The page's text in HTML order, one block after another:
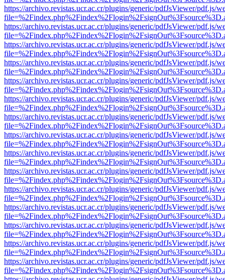
https://archivo.revistas.ucr.ac.cr/plugins/generic/pdfJsViewer/pdf.js/
https://archivo.revistas.ucr.ac.cr/plugins/generic/pdfJsViewer/pdf.js/
https://archivo.revistas.ucr.ac.cr/plugins/generic/pdfJsViewer/pdf.js/
https://archivo.revistas.ucr.ac.cr/plugins/generic/pdfJsViewer/pdf.js/
https://archivo.revistas.ucr.ac.cr/plugins/generic/pdfJsViewer/pdf.js/
https://archivo.revistas.ucr.ac.cr/plugins/generic/pdfJsViewer/pdf.js/
https://archivo.revistas.ucr.ac.cr/plugins/generic/pdfJsViewer/pdf.js/
https://archivo.revistas.ucr.ac.cr/plugins/generic/pdfJsViewer/pdf.js/
https://archivo.revistas.ucr.ac.cr/plugins/generic/pdfJsViewer/pdf.js/
https://archivo.revistas.ucr.ac.cr/plugins/generic/pdfJsViewer/pdf.js/
https://archivo.revistas.ucr.ac.cr/plugins/generic/pdfJsViewer/pdf.js/
https://archivo.revistas.ucr.ac.cr/plugins/generic/pdfJsViewer/pdf.js/
https://archivo.revistas.ucr.ac.cr/plugins/generic/pdfJsViewer/pdf.js/
https://archivo.revistas.ucr.ac.cr/plugins/generic/pdfJsViewer/pdf.js/
https://archivo.revistas.ucr.ac.cr/plugins/generic/pdfJsViewer/pdf.js/